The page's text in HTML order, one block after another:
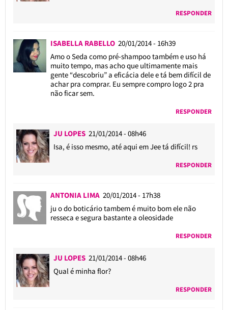
RESPONDER
ISABELLA RABELLO 20/01/2014 - 16h39
Amo o Seda como pré-shampoo também e uso há
muito tempo, mas acho que ultimamente mais
gente “descobriu” a eficácia dele e tá bem difícil de
achar pra comprar. Eu sempre compro logo 2 pra
não ficar sem.
RESPONDER
JU LOPES 21/01/2014 - 08h46
Isa, é isso mesmo, até aqui em Jee tá difícil! rs
RESPONDER
ANTONIA LIMA 20/01/2014 - 17h38
ju o do boticário tambem é muito bom ele não
resseca e segura bastante a oleosidade
RESPONDER
JU LOPES 21/01/2014 - 08h46
Qual é minha flor?
RESPONDER